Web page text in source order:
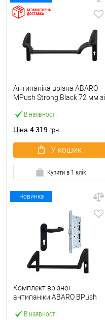
В наявності
Антипаніка врізна ABARO
МPush Strong Black 72 мм зі
Ціна 4 319 грн.
У кошик
Купити в 1 клік
Новинка
В наявності
Комплект врізної
антипаніки ABARO BPush
чорний із замком та ручкою